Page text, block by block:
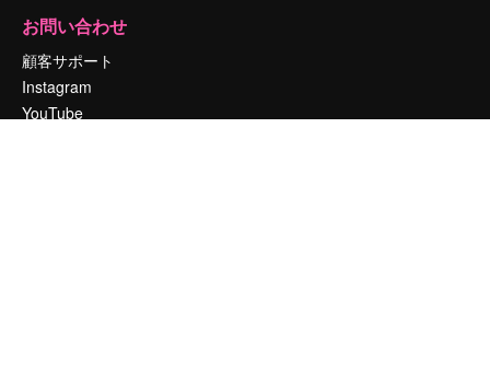
お問い合わせ
顧客サポート
Instagram
YouTube